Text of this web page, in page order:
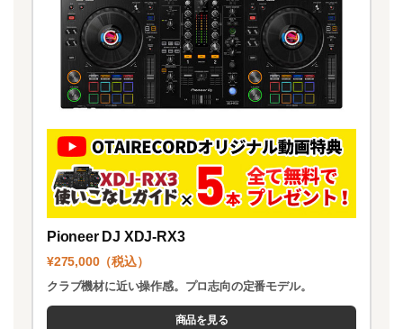
Pioneer DJ XDJ-RX3
¥275,000（税込）
クラブ機材に近い操作感。プロ志向の定番モデル。
商品を見る